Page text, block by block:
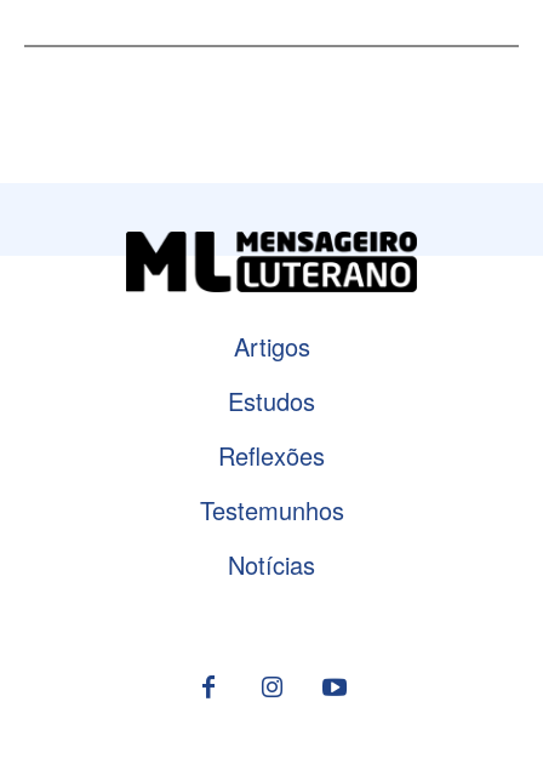
Artigos
Estudos
Reflexões
Testemunhos
Notícias